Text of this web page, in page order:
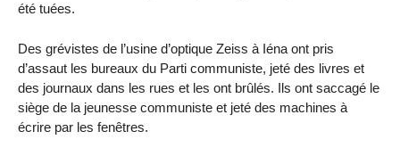
été tuées.
Des grévistes de l’usine d’optique Zeiss à Iéna ont pris
d’assaut les bureaux du Parti communiste, jeté des livres et
des journaux dans les rues et les ont brûlés. Ils ont saccagé le
siège de la jeunesse communiste et jeté des machines à
écrire par les fenêtres.